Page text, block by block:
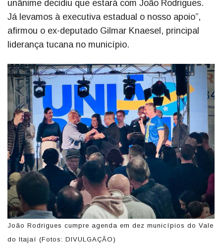
unânime decidiu que estará com João Rodrigues.
Já levamos à executiva estadual o nosso apoio”,
afirmou o ex-deputado Gilmar Knaesel, principal
liderança tucana no município.
João Rodrigues cumpre agenda em dez municípios do Vale
do Itajaí (Fotos: DIVULGAÇÃO)